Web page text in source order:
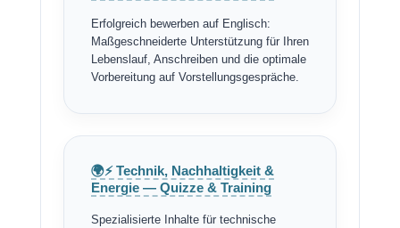
Erfolgreich bewerben auf Englisch:
Maßgeschneiderte Unterstützung für Ihren
Lebenslauf, Anschreiben und die optimale
Vorbereitung auf Vorstellungsgespräche.
🌍⚡ Technik, Nachhaltigkeit &
Energie — Quizze & Training
Spezialisierte Inhalte für technische